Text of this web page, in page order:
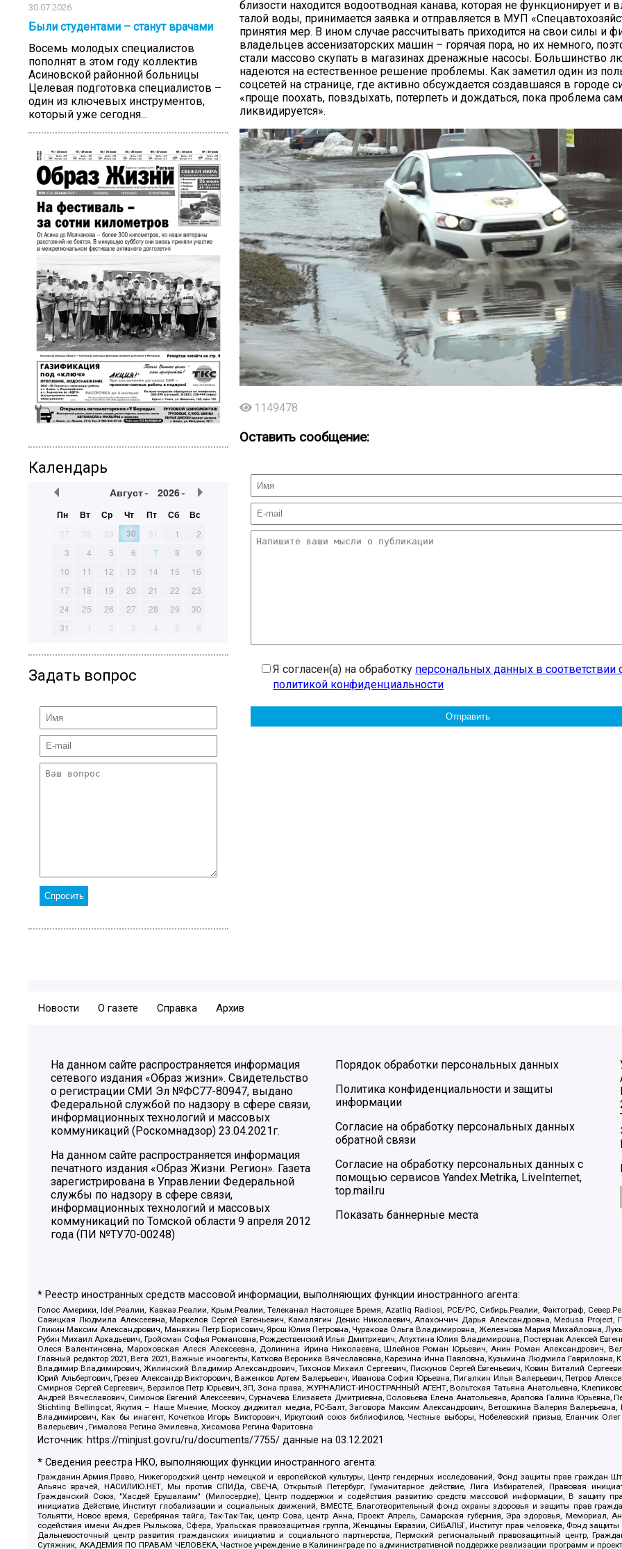
30.07.2026
Были студентами – станут врачами
Восемь молодых специалистов
пополнят в этом году коллектив
Асиновской районной больницы
Целевая подготовка специалистов –
один из ключевых инструментов,
который уже сегодня...
Календарь
Август 2026
Пн Вт Ср Чт Пт Сб Вс
27 28 29 30 31 1
2
3
4 5 6 7 8
9
10
11 12 13 14 15
16
17
18 19 20 21 22
23
24
25 26 27 28 29
30
31
1 2 3 4 5 6
Задать вопрос
близости находится водоотводная канава, которая не функционирует и
талой воды, принимается заявка и отправляется в МУП
принятия мер. В ином случае рассчитывать приходится на свои силы и
владельцев ассенизаторских машин – горячая пора, но их немного,
стали массово скупать в магазинах дренажные насосы. Большинство
надеются на естественное решение проблемы. Как заметил один из
соцсетей на странице, где активно обсуждается создавшаяся в городе
«проще поохать, повздыхать, потерпеть и дождаться, пока проблема
ликвидируется».
1149478
Оставить сообщение:
Я согласен(а) на обработку персональных данных в соответствии
политикой конфиденциальности
Новости О газете Справка Архив
На данном сайте распространяется информация
сетевого издания «Образ жизни». Свидетельство
о регистрации СМИ Эл №ФС77-80947, выдано
Федеральной службой по надзору в сфере связи,
информационных технологий и массовых
коммуникаций (Роскомнадзор) 23.04.2021г.
На данном сайте распространяется информация
печатного издания «Образ Жизни. Регион». Газета
зарегистрирована в Управлении Федеральной
службы по надзору в сфере связи,
информационных технологий и массовых
коммуникаций по Томской области 9 апреля 2012
года (ПИ №ТУ70-00248)
Порядок обработки персональных данных
Политика конфиденциальности и защиты
информации
Согласие на обработку персональных данных
обратной связи
Согласие на обработку персональных данных с
помощью сервисов Yandex.Metrika, LiveInternet,
top.mail.ru
Показать баннерные места
* Реестр иностранных средств массовой информации, выполняющих функции иностранного агента:
Голос Америки, Idel.Реалии, Кавказ.Реалии, Крым.Реалии, Телеканал Настоящее Время, Azatliq Radiosi, PCE/PC, Сибирь.Реалии, Фактограф,
Савицкая Людмила Алексеевна, Маркелов Сергей Евгеньевич, Камалягин Денис Николаевич, Апахончич Дарья Александровна, Medusa
Гликин Максим Александрович, Маняхин Петр Борисович, Ярош Юлия Петровна, Чуракова Ольга Владимировна, Железнова Мария Михайловна,
Рубин Михаил Аркадьевич, Гройсман Софья Романовна, Рождественский Илья Дмитриевич, Апухтина Юлия Владимировна, Постернак Алексей
Олеся Валентиновна, Мароховская Алеся Алексеевна, Долинина Ирина Николаевна, Шлейнов Роман Юрьевич, Анин Роман Александрович,
Главный редактор 2021, Вега 2021, Важные иноагенты, Каткова Вероника Вячеславовна, Карезина Инна Павловна, Кузьмина Людмила
Владимир Владимирович, Жилинский Владимир Александрович, Тихонов Михаил Сергеевич, Пискунов Сергей Евгеньевич, Ковин Виталий
Юрий Альбертович, Грезев Александр Викторович, Важенков Артем Валерьевич, Иванова София Юрьевна, Пигалкин Илья Валерьевич, Петров
Смирнов Сергей Сергеевич, Верзилов Петр Юрьевич, ЗП, Зона права, ЖУРНАЛИСТ-ИНОСТРАННЫЙ АГЕНТ, Вольтская Татьяна Анатольевна,
Андрей Вячеславович, Симонов Евгений Алексеевич, Сурначева Елизавета Дмитриевна, Соловьева Елена Анатольевна, Арапова Галина
Stichting Bellingcat, Якутия – Наше Мнение, Москоу диджитал медиа, РС-Балт, Заговора Максим Александрович, Ветошкина Валерия
Владимирович, Как бы инагент, Кочетков Игорь Викторович, Иркутский союз библиофилов, Честные выборы, Нобелевский призыв, Еланчик
Валерьевич , Гималова Регина Эмилевна, Хисамова Регина Фаритовна
Источник: https://minjust.gov.ru/ru/documents/7755/ данные на03.12.2021
* Сведения реестра НКО, выполняющих функции иностранного агента:
Гражданин.Армия.Право, Нижегородский центр немецкой и европейской культуры, Центр гендерных исследований, Фонд защиты прав граждан
Альянс врачей, НАСИЛИЮ.НЕТ, Мы против СПИДа, СВЕЧА, Открытый Петербург, Гуманитарное действие, Лига Избирателей, Правовая
Гражданский Союз, "Хасдей Ерушалаим" (Милосердие), Центр поддержки и содействия развитию средств массовой информации, В защиту
инициатив Действие, Институт глобализации и социальных движений, ВМЕСТЕ, Благотворительный фонд охраны здоровья и защиты прав
Тольятти, Новое время, Серебряная тайга, Так-Так-Так, центр Сова, центр Анна, Проект Апрель, Самарская губерния, Эра здоровья, Мемориал,
содействия имени Андрея Рылькова, Сфера, Уральская правозащитная группа, Женщины Евразии, СИБАЛЬТ, Институт прав человека, Фонд защиты
Дальневосточный центр развития гражданских инициатив и социального партнерства, Пермский региональный правозащитный центр,
Сутяжник, АКАДЕМИЯ ПО ПРАВАМ ЧЕЛОВЕКА, Частное учреждение в Калининграде по административной поддержке реализации программ и